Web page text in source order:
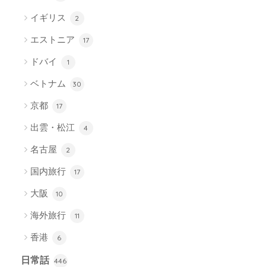
イギリス 2
エストニア 17
ドバイ 1
ベトナム 30
京都 17
出雲・松江 4
名古屋 2
国内旅行 17
大阪 10
海外旅行 11
香港 6
日常話 446